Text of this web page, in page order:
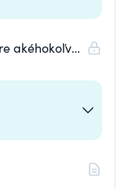
akéhokoľvek